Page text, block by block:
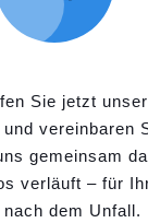
Sie jetzt
vereinbaren
gemeinsam
verläuft – für
dem Unfall.